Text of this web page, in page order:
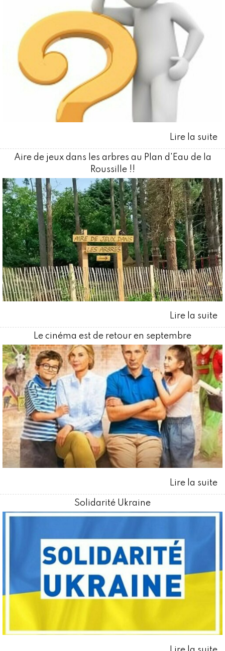
Aire de jeux dans les arbres au Plan d'Eau de la
Roussille !!
Le cinéma est de retour en septembre
Solidarité Ukraine